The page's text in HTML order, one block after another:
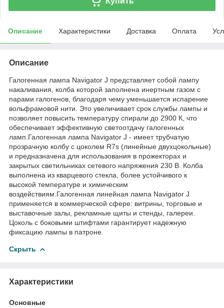
Описание Характеристики Доставка Оплата
Описание
Галогенная лампа Navigator J представляет собой лампу
накаливания, колба которой заполнена инертным газом с
парами галогенов, благодаря чему уменьшается испарение
вольфрамовой нити. Это увеличивает срок службы лампы и
позволяет повысить температуру спирали до 2900 К, что
обеспечивает эффективную светоотдачу галогенных
ламп.Галогенная лампа Navigator J - имеет трубчатую
прозрачную колбу с цоколем R7s (линейные двухцокольные)
и предназначена для использования в прожекторах и
закрытых светильниках сетевого напряжения 230 В. Колба
выполнена из кварцевого стекла, более устойчивого к
высокой температуре и химическим
воздействиям.Галогенная линейная лампа Navigator J
применяется в коммерческой сфере: витрины, торговые и
выставочные залы, рекламные щиты и стенды, галереи.
Цоколь с боковыми штифтами гарантирует надежную
фиксацию лампы в патроне.
Скрыть
Характеристики
Основные